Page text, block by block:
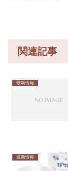
関連記事
最新情報
最新情報